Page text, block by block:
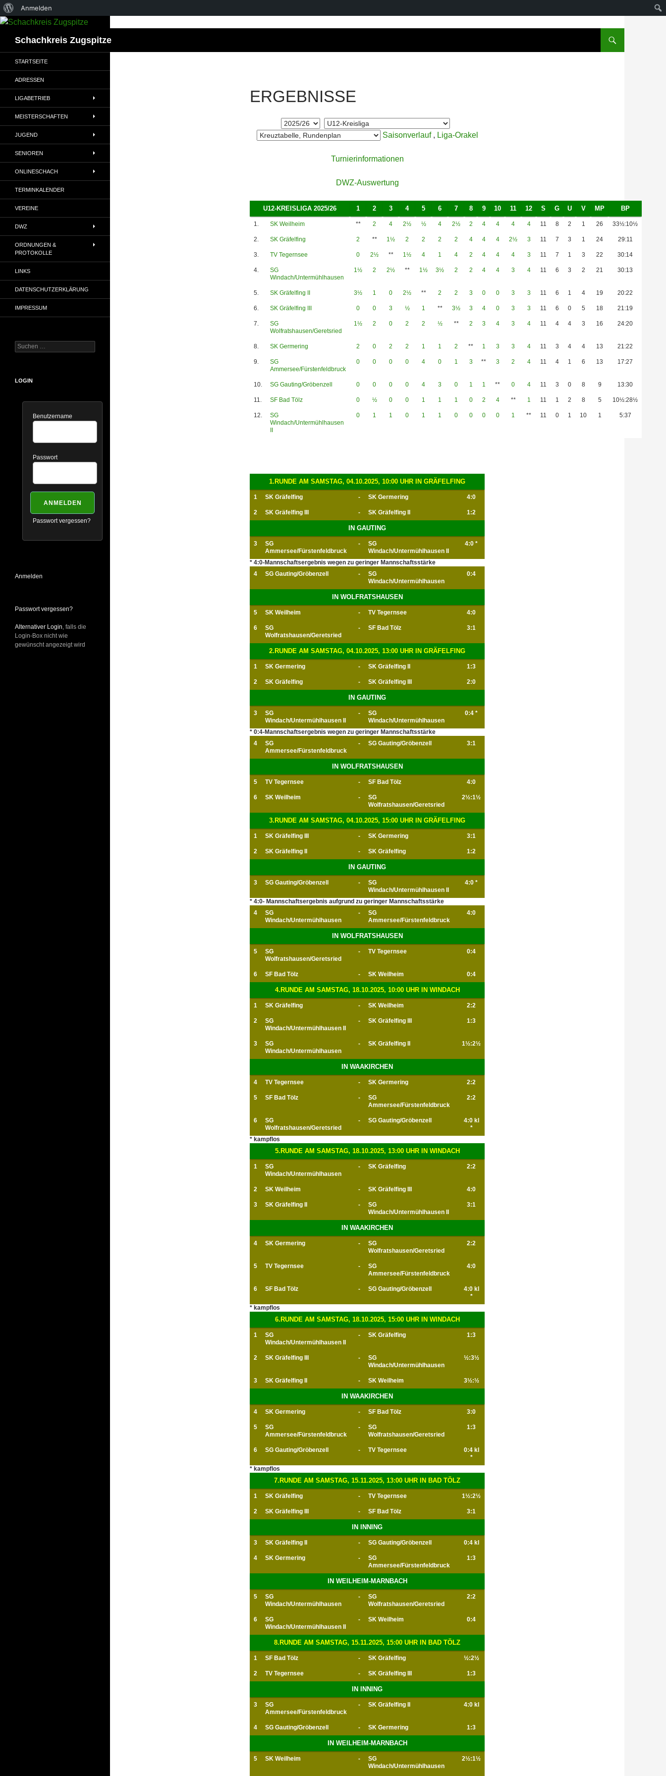
Über
WordPress
Anmelden
Zum
springenSchachkreis Zugspitze
ERGEBNISSE
Saisonverlauf, Liga-Orakel
Turnierinformationen
DWZ-Auswertung
U12-KREISLIGA 2025/26 1 2 3 4 5 6 7 8 9 10 11 12 S G U V MP BP
1. SK Weilheim ** 2 4 2½ ½ 4 2½ 2 4 4 4 4 11 8 2 1 26 33½:10½
2. SK Gräfelfing 2 ** 1½ 2 2 2 2 4 4 4 2½ 3 11 7 3 1 24 29:11
3. TV Tegernsee 0 2½ ** 1½ 4 1 4 2 4 4 4 3 11 7 1 3 22 30:14
4.
SG
Windach/Untermühlhausen
1½ 2 2½ ** 1½ 3½ 2 2 4 4 3 4 11 6 3 2 21 30:13
5. SK Gräfelfing II 3½ 1 0 2½ ** 2 2 3 0 0 3 3 11 6 1 4 19 20:22
6. SK Gräfelfing III 0 0 3 ½ 1 ** 3½ 3 4 0 3 3 11 6 0 5 18 21:19
7.
SG
Wolfratshausen/Geretsried
1½ 2 0 2 2 ½ ** 2 3 4 3 4 11 4 4 3 16 24:20
8. SK Germering 2 0 2 2 1 1 2 ** 1 3 3 4 11 3 4 4 13 21:22
9.
SG
Ammersee/Fürstenfeldbruck
0 0 0 0 4 0 1 3 ** 3 2 4 11 4 1 6 13 17:27
10. SG Gauting/Gröbenzell 0 0 0 0 4 3 0 1 1 ** 0 4 11 3 0 8 9 13:30
11. SF Bad Tölz 0 ½ 0 0 1 1 1 0 2 4 ** 1 11 1 2 8 5 10½:28½
12.
SG
Windach/Untermühlhausen
II
0 1 1 0 1 1 0 0 0 0 1 ** 11 0 1 10 1 5:37
1.RUNDE AM SAMSTAG, 04.10.2025, 10:00 UHR IN GRÄFELFING
1 SK Gräfelfing - SK Germering 4:0
2 SK Gräfelfing III - SK Gräfelfing II 1:2
IN GAUTING
3
SG
Ammersee/Fürstenfeldbruck
-
SG
Windach/Untermühlhausen II
4:0 *
* 4:0-Mannschaftsergebnis wegen zu geringer Mannschaftsstärke
4
SG Gauting/Gröbenzell -
SG
Windach/Untermühlhausen
0:4
IN WOLFRATSHAUSEN
5 SK Weilheim - TV Tegernsee 4:0
6
SG
Wolfratshausen/Geretsried
- SF Bad Tölz 3:1
2.RUNDE AM SAMSTAG, 04.10.2025, 13:00 UHR IN GRÄFELFING
1 SK Germering - SK Gräfelfing II 1:3
2 SK Gräfelfing - SK Gräfelfing III 2:0
IN GAUTING
3
SG
Windach/Untermühlhausen II
-
SG
Windach/Untermühlhausen
0:4 *
* 0:4-Mannschaftsergebnis wegen zu geringer Mannschaftsstärke
4
SG
Ammersee/Fürstenfeldbruck
- SG Gauting/Gröbenzell 3:1
IN WOLFRATSHAUSEN
5 TV Tegernsee - SF Bad Tölz 4:0
6 SK Weilheim -
SG
Wolfratshausen/Geretsried
2½:1½
3.RUNDE AM SAMSTAG, 04.10.2025, 15:00 UHR IN GRÄFELFING
1 SK Gräfelfing III - SK Germering 3:1
2 SK Gräfelfing II - SK Gräfelfing 1:2
IN GAUTING
3 SG Gauting/Gröbenzell -
SG
Windach/Untermühlhausen II
4:0 *
* 4:0- Mannschaftsergebnis aufgrund zu geringer Mannschaftsstärke
4
SG
Windach/Untermühlhausen
-
SG
Ammersee/Fürstenfeldbruck
4:0
IN WOLFRATSHAUSEN
5
SG
Wolfratshausen/Geretsried
- TV Tegernsee 0:4
6 SF Bad Tölz - SK Weilheim 0:4
4.RUNDE AM SAMSTAG, 18.10.2025, 10:00 UHR IN WINDACH
1 SK Gräfelfing - SK Weilheim 2:2
2
SG
Windach/Untermühlhausen II
- SK Gräfelfing III 1:3
3
SG
Windach/Untermühlhausen
- SK Gräfelfing II 1½:2½
IN WAAKIRCHEN
4 TV Tegernsee - SK Germering 2:2
5 SF Bad Tölz -
SG
Ammersee/Fürstenfeldbruck
2:2
6
SG
Wolfratshausen/Geretsried
- SG Gauting/Gröbenzell
4:0 kl
*
* kampflos
5.RUNDE AM SAMSTAG, 18.10.2025, 13:00 UHR IN WINDACH
1
SG
Windach/Untermühlhausen
- SK Gräfelfing 2:2
2 SK Weilheim - SK Gräfelfing III 4:0
3 SK Gräfelfing II -
SG
Windach/Untermühlhausen II
3:1
IN WAAKIRCHEN
4 SK Germering -
SG
Wolfratshausen/Geretsried
2:2
5 TV Tegernsee -
SG
Ammersee/Fürstenfeldbruck
4:0
6 SF Bad Tölz - SG Gauting/Gröbenzell
4:0 kl
*
* kampflos
6.RUNDE AM SAMSTAG, 18.10.2025, 15:00 UHR IN WINDACH
1
SG
Windach/Untermühlhausen II
- SK Gräfelfing 1:3
2 SK Gräfelfing III -
SG
Windach/Untermühlhausen
½:3½
3 SK Gräfelfing II - SK Weilheim 3½:½
IN WAAKIRCHEN
4 SK Germering - SF Bad Tölz 3:0
5
SG
Ammersee/Fürstenfeldbruck
-
SG
Wolfratshausen/Geretsried
1:3
6 SG Gauting/Gröbenzell - TV Tegernsee
0:4 kl
*
* kampflos
7.RUNDE AM SAMSTAG, 15.11.2025, 13:00 UHR IN BAD TÖLZ
1 SK Gräfelfing - TV Tegernsee 1½:2½
2 SK Gräfelfing III - SF Bad Tölz 3:1
IN INNING
3 SK Gräfelfing II - SG Gauting/Gröbenzell 0:4 kl
4 SK Germering -
SG
Ammersee/Fürstenfeldbruck
1:3
IN WEILHEIM-MARNBACH
5
SG
Windach/Untermühlhausen
-
SG
Wolfratshausen/Geretsried
2:2
6
SG
Windach/Untermühlhausen II
- SK Weilheim 0:4
8.RUNDE AM SAMSTAG, 15.11.2025, 15:00 UHR IN BAD TÖLZ
1 SF Bad Tölz - SK Gräfelfing ½:2½
2 TV Tegernsee - SK Gräfelfing III 1:3
IN INNING
3
SG
Ammersee/Fürstenfeldbruck
- SK Gräfelfing II 4:0 kl
4 SG Gauting/Gröbenzell - SK Germering 1:3
IN WEILHEIM-MARNBACH
5 SK Weilheim -
SG
Windach/Untermühlhausen
2½:1½
STARTSEITE
ADRESSEN
LIGABETRIEB
MEISTERSCHAFTEN
JUGEND
SENIOREN
ONLINESCHACH
TERMINKALENDER
VEREINE
DWZ
ORDNUNGEN &
PROTOKOLLE
LINKS
DATENSCHUTZERKLÄRUNG
IMPRESSUM
Suchen
nach:
LOGIN
Benutzername
Passwort
Passwort vergessen?
Anmelden
Passwort vergessen?
Alternativer Login , falls die
Login-Box nicht wie
gewünscht angezeigt wird